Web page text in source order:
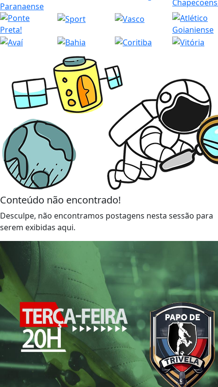
Conteúdo não encontrado!
Desculpe, não encontramos postagens nesta sessão para
serem exibidas aqui.